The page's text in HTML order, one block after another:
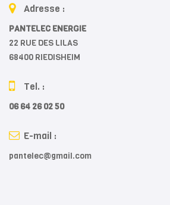
Adresse :
PANTELEC ENERGIE
22 RUE DES LILAS
68400 RIEDISHEIM
Tel. :
06 64 26 02 50
E-mail :
pantelec@gmail.com